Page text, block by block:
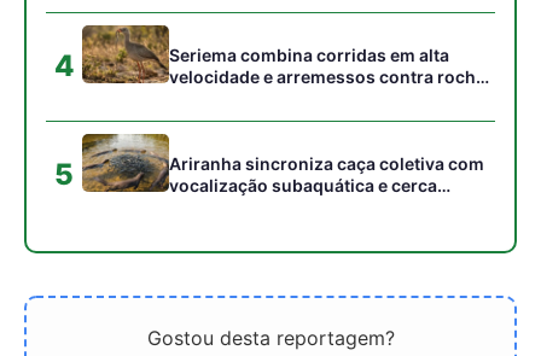
peixes maiores na Amazônia
4
Seriema combina corridas em alta
velocidade e arremessos contra rochas
no cerrado
5
Ariranha sincroniza caça coletiva com
vocalização subaquática e cerca
Gostou desta reportagem?